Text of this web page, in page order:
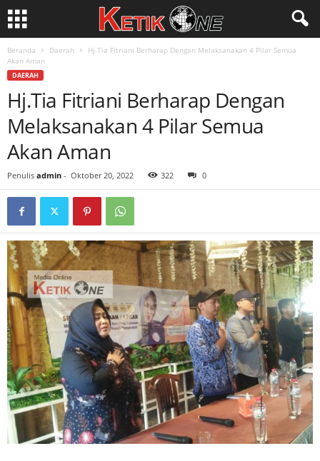
Beranda Daerah
Hj.Tia Fitriani Berharap Dengan Melaksanakan 4 Pilar Semua
Akan Aman
DAERAH
Hj.Tia Fitriani Berharap Dengan
Melaksanakan 4 Pilar Semua
Akan Aman
Penulis admin - Oktober 20, 2022 322 0